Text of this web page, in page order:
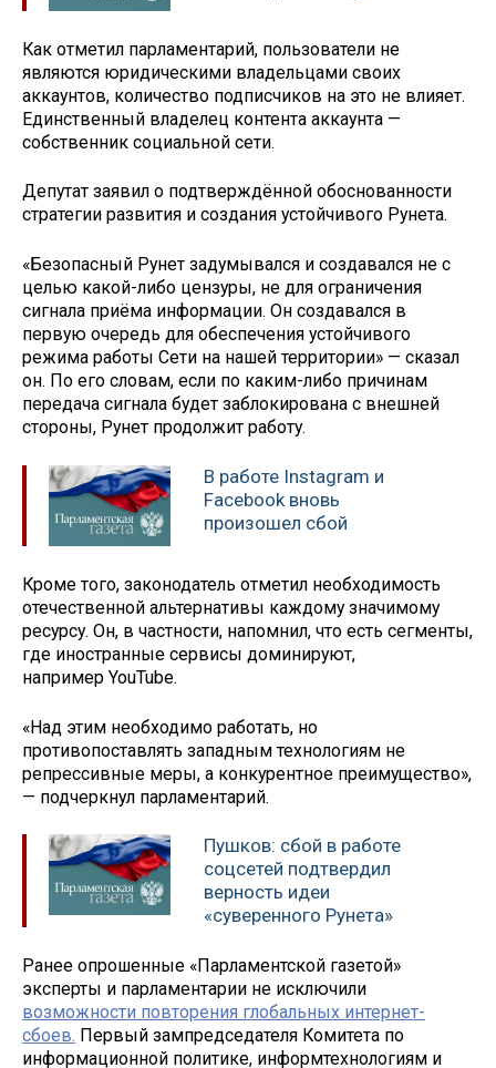
Как отметил парламентарий, пользователи не
являются юридическими владельцами своих
аккаунтов, количество подписчиков на это не влияет.
Единственный владелец контента аккаунта —
собственник социальной сети.
Депутат заявил о подтверждённой обоснованности
стратегии развития и создания устойчивого Рунета.
«Безопасный Рунет задумывался и создавался не с
целью какой-либо цензуры, не для ограничения
сигнала приёма информации. Он создавался в
первую очередь для обеспечения устойчивого
режима работы Сети на нашей территории» — сказал
он. По его словам, если по каким-либо причинам
передача сигнала будет заблокирована с внешней
стороны, Рунет продолжит работу.
В работе Instagram и
Facebook вновь
произошел сбой
Кроме того, законодатель отметил необходимость
отечественной альтернативы каждому значимому
ресурсу. Он, в частности, напомнил, что есть сегменты,
где иностранные сервисы доминируют,
например YouTube.
«Над этим необходимо работать, но
противопоставлять западным технологиям не
репрессивные меры, а конкурентное преимущество»,
— подчеркнул парламентарий.
Пушков: сбой в работе
соцсетей подтвердил
верность идеи
«суверенного Рунета»
Ранее опрошенные «Парламентской газетой»
эксперты и парламентарии не исключили
возможности повторения глобальных интернет-
сбоев. Первый зампредседателя Комитета по
информационной политике, информтехнологиям и